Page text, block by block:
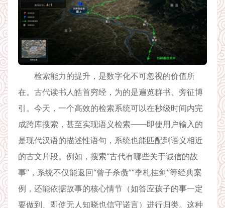
检索能力的提升，是数字化不可忽视的价值所
在。古代读书人皓首穷经，为的是遍览群书、旁征博
引。今天，一个高效的检索系统可以在秒级时间内完
成跨库搜索，甚至实现语义检索——即使用户输入的
是现代汉语的描述性语句，系统也能匹配到语义相近
的古文片段。例如，搜索“古代有哪些关于诚信的故
事”，系统不仅能返回“曾子杀彘”“季札挂剑”等经典案
例，还能依据故事的核心情节（如答应孩子的事一定
要做到、即使无人知晓也信守诺言）进行归类。这种